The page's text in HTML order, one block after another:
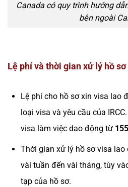
Canada có quy trình hướng
bên ngoài
Lệ phí và thời gian xử lý hồ sơ
Lệ phí cho hồ sơ xin visa lao
loại visa và yêu cầu của
visa làm việc dao động từ
Thời gian xử lý hồ sơ visa
vài tuần đến vài tháng, tùy
tạp của hồ sơ.